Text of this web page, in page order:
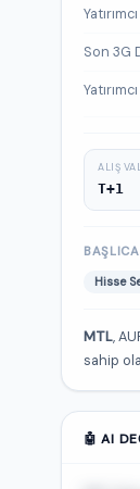
Son 3G
ALIŞ
T+1
Hisse
MTL,
sahip
🤖 AI